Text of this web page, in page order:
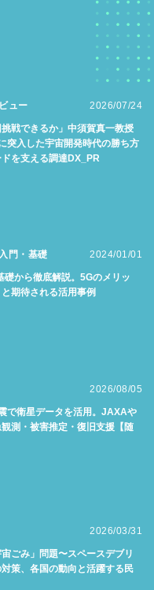
ュー 2026/07/24
挑戦できるか」中須賀真一教授
突入した宇宙開発時代の勝ち方
を支える調達DX_PR
門・基礎 2024/01/01
礎から徹底解説。5Gのメリッ
と期待される活用事例
2026/08/05
で衛星データを活用。JAXAや
測・被害推定・復旧支援【随
2026/03/31
ごみ」問題〜スペースデブリ
策、各国の動向と活躍する民